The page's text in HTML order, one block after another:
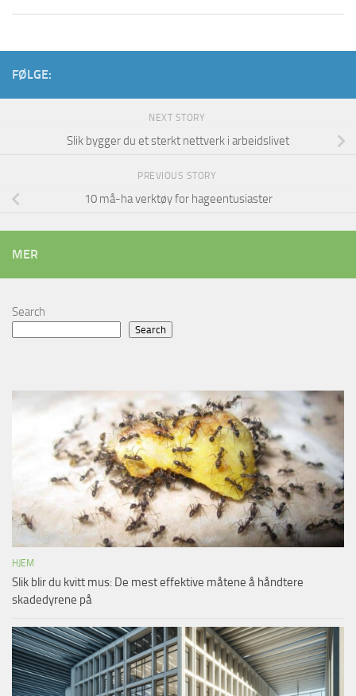
FØLGE:
NEXT STORY
Slik bygger du et sterkt nettverk i arbeidslivet
PREVIOUS STORY
10 må-ha verktøy for hageentusiaster
MER
Search
Search
HJEM
Slik blir du kvitt mus: De mest effektive måtene å håndtere
skadedyrene på